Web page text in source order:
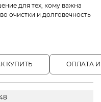
для тех, кому важна
очистки и долговечность
КУПИТЬ ОПЛАТА